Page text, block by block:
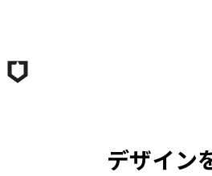
デザイン